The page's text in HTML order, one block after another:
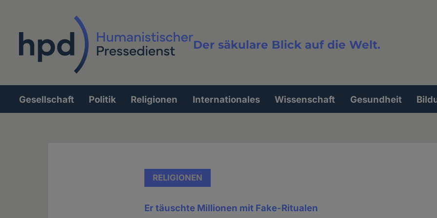
Der säkulare Blick auf die Welt.
Volltextsuche
Hauptnavigation
Gesellschaft Politik Religionen Internationales Wissenschaft Gesundheit
RELIGIONEN
Er täuschte Millionen mit Fake-Ritualen